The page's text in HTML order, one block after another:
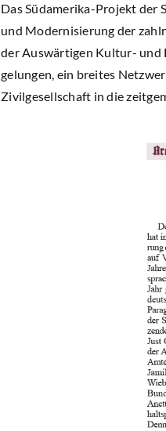
Das Südamerika-Projekt der
und Modernisierung der
der Auswärtigen Kultur- und
gelungen, ein breites
Zivilgesellschaft in die